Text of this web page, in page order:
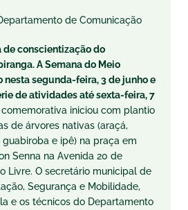
de Comunicação
de conscientização do
A Semana do Meio
segunda-feira, 3 de junho e
de atividades até sexta-feira, 7
comemorativa iniciou com plantio
de árvores nativas (araçá,
guabiroba e ipê) na praça em
Senna na Avenida 20 de
Livre. O secretário municipal de
Segurança e Mobilidade,
e os técnicos do Departamento